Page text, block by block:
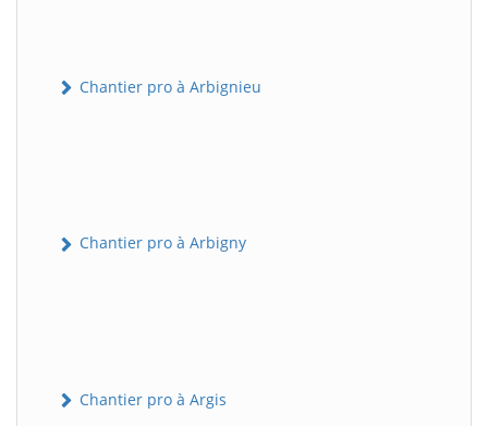
Chantier pro à Arbignieu
Chantier pro à Arbigny
Chantier pro à Argis